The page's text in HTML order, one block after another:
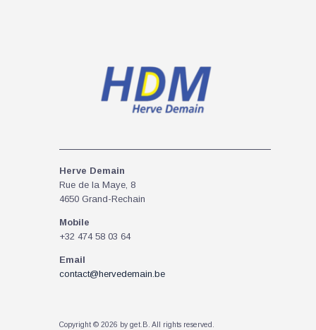
Herve Demain
Rue de la Maye, 8
4650 Grand-Rechain
Mobile
+32 474 58 03 64
Email
contact@hervedemain.be
Copyright © 2026 by get.B. All rights reserved.